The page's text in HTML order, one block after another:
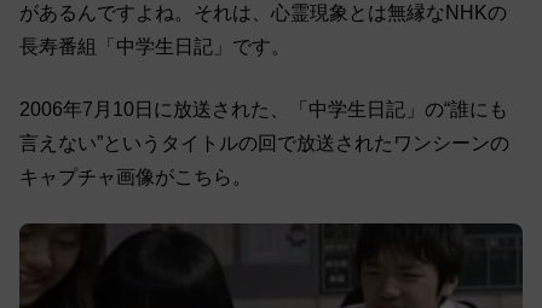
があるんですよね。それは、心霊現象とは無縁なNHKの
長寿番組「中学生日記」です。
2006年7月10日に放送された、「中学生日記」の“誰にも
言えない”というタイトルの回で放送されたワンシーンの
キャプチャ画像がこちら。